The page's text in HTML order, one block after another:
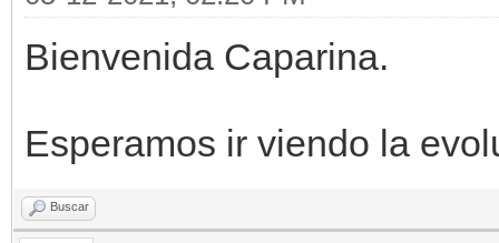
Bienvenida Caparina.
Esperamos ir viendo la
Buscar